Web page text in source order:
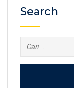
Search
Cari
untuk: